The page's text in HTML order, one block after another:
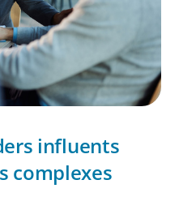
influents
complexes